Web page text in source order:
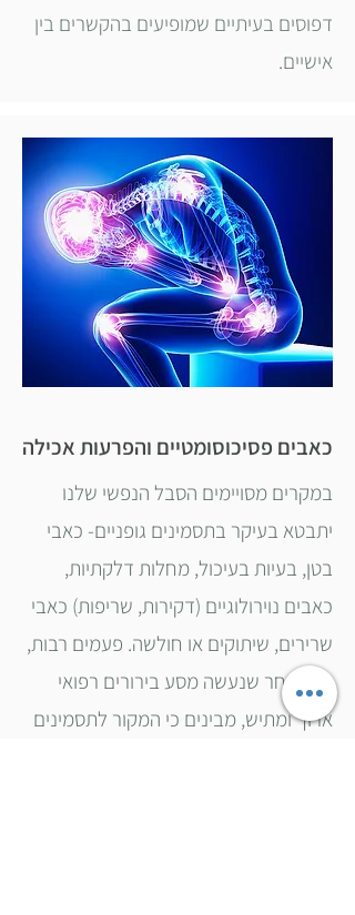
דפוסים בעיתיים שמופיעים בהקשרים בין
אישיים.
כאבים פסיכוסומטיים והפרעות אכילה
במקרים מסויימים הסבל הנפשי שלנו
יתבטא בעיקר בתסמינים גופניים- כאבי
בטן, בעיות בעיכול, מחלות דלקתיות,
כאבים נוירולוגיים (דקירות, שריפות) כאבי
שרירים, שיתוקים או חולשה. פעמים רבות,
רק לאחר שנעשה מסע בירורים רפואי
ארוך ומתיש, מבינים כי המקור לתסמינים